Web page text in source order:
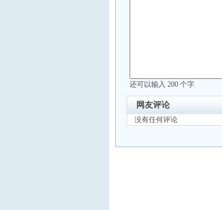
还可以输入 200 个字
网友评论
没有任何评论